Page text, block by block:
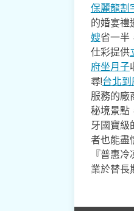
保麗龍割
的婚宴禮
嫂省一半
仕彩提供
府坐月子
尋!台北
服務的廠
秘境景點
牙國寶級
者也能盡
『普惠冷
業於替長